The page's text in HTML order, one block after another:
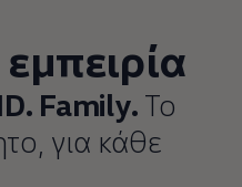
Family. Το
για κάθε